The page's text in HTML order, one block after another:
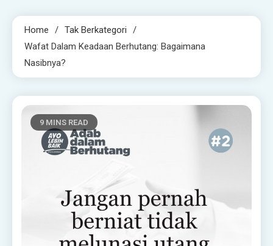
Home
Tak Berkategori
Wafat Dalam Keadaan Berhutang: Bagaimana
Nasibnya?
9 MINS READ